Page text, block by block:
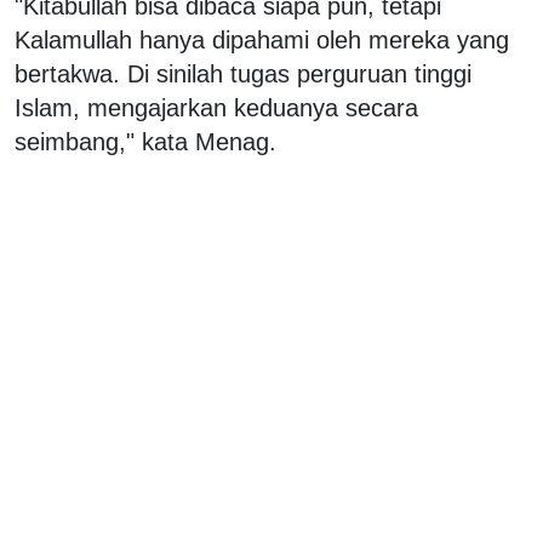
"Kitabullah bisa dibaca siapa pun, tetapi
Kalamullah hanya dipahami oleh mereka yang
bertakwa. Di sinilah tugas perguruan tinggi
Islam, mengajarkan keduanya secara
seimbang," kata Menag.